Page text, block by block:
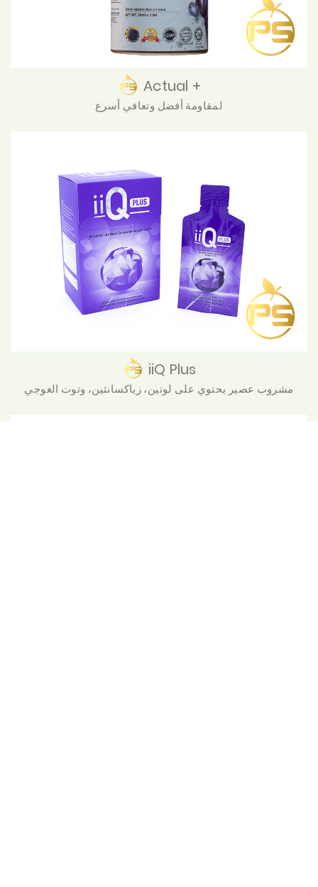
Actual +
لمقاومة أفضل وتعافي أسرع
iiQ Plus
مشروب عصير يحتوي على لوتين، زياكسانثين، وتوت الغوجي